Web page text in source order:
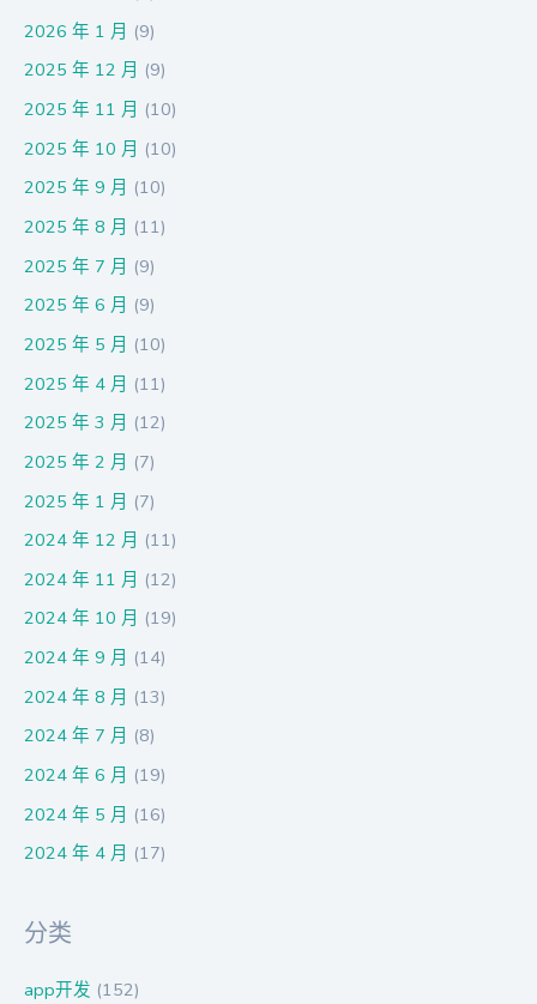
2026 年 1 月 (9)
2025 年 12 月 (9)
2025 年 11 月 (10)
2025 年 10 月 (10)
2025 年 9 月 (10)
2025 年 8 月 (11)
2025 年 7 月 (9)
2025 年 6 月 (9)
2025 年 5 月 (10)
2025 年 4 月 (11)
2025 年 3 月 (12)
2025 年 2 月 (7)
2025 年 1 月 (7)
2024 年 12 月 (11)
2024 年 11 月 (12)
2024 年 10 月 (19)
2024 年 9 月 (14)
2024 年 8 月 (13)
2024 年 7 月 (8)
2024 年 6 月 (19)
2024 年 5 月 (16)
2024 年 4 月 (17)
分类
app开发 (152)